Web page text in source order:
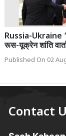
Russia-Ukraine
रूस-यूक्रेन शांति
Published On 02
Contact